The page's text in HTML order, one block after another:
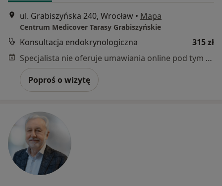
ul. Grabiszyńska 240, Wrocław • Mapa
Centrum Medicover Tarasy Grabiszyńskie
Konsultacja endokrynologiczna
315 zł
Specjalista nie oferuje umawiania online pod tym adresem.
Poproś o wizytę